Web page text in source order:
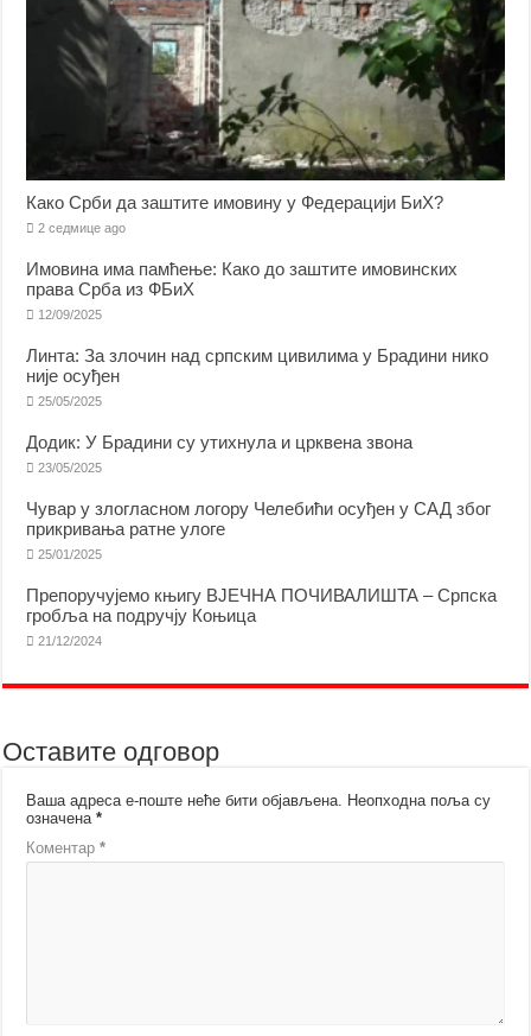
Како Срби да заштите имовину у Федерацији БиХ?
2 седмице ago
Имовина има памћење: Како до заштите имовинских
права Срба из ФБиХ
12/09/2025
Линта: За злочин над српским цивилима у Брадини нико
није осуђен
25/05/2025
Додик: У Брадини су утихнула и црквена звона
23/05/2025
Чувар у злогласном логору Челебићи осуђен у САД због
прикривања ратне улоге
25/01/2025
Препоручујемо књигу ВЈЕЧНА ПОЧИВАЛИШТА – Српска
гробља на подручју Коњица
21/12/2024
Оставите одговор
Ваша адреса е-поште неће бити објављена. Неопходна поља су
означена*
Коментар*